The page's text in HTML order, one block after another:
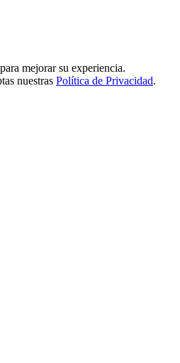
mejorar su experiencia.
nuestras Política de Privacidad.